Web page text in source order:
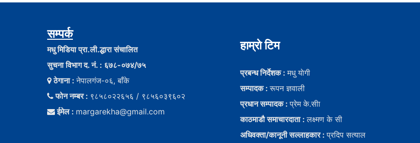
सम्पर्क
मधु मिडिया प्रा.ली.द्धारा संचालित
सुचना विभाग द. नं. : ६७८-०७४/७५
ठेगाना :नेपालगंज-०६, बाँके
फोन नम्बर : ९८५८०२२६५६ / ९८५६०३९६०२
ईमेल : margarekha@gmail.com
हाम्राे टिम
प्रबन्ध निर्देशक :मधु याेगी
सम्पादक :रूपन ज्ञवाली
प्रधान सम्पादक :प्रेम के.सीा
काठमाडौ समाचारदाता :लक्ष्मण के सी
अधिवक्ता/कानूनी सल्लाहकार :प्रदिप सत्याल